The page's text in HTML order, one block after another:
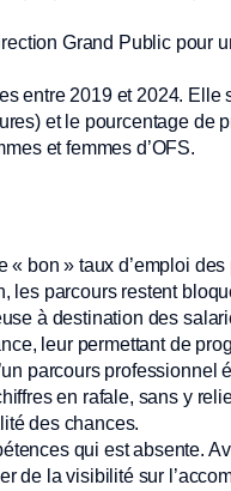
Grand Public pour
entre 2019 et 2024. Elle
et le pourcentage de
et femmes d’OFS.
bon » taux d’emploi
parcours restent
à destination des
leur permettant de
parcours professionnel
en rafale, sans y
des chances.
qui est absente.
de la visibilité sur